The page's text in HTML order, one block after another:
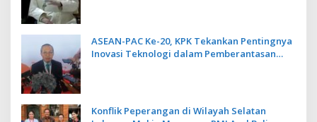
ASEAN-PAC Ke-20, KPK Tekankan Pentingnya
Inovasi Teknologi dalam Pemberantasan
Konflik Peperangan di Wilayah Selatan